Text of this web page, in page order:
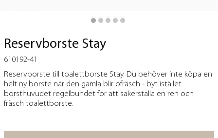
Reservborste Stay
610192-41
Reservborste till toalettborste Stay. Du behöver inte köpa en
helt ny borste när den gamla blir ofräsch - byt istället
borsthuvudet regelbundet för att säkerställa en ren och
fräsch toalettborste.